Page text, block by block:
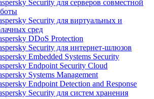
Security для серверов совместной
Security для виртуальных и
сред
DDoS Protection
Security для интернет-шлюзов
Embedded Systems Security
Endpoint Security Cloud
Systems Management
Endpoint Detection and Response
Security для систем хранения